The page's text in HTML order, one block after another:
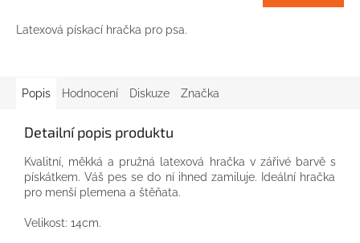
Latexová pískací hračka pro psa.
Popis Hodnocení Diskuze Značka
Detailní popis produktu
Kvalitní , měkká a pružná latexová hračka v zářivébarvěs
pískátkem. Váš pes se do níihned zamiluje. Ideální hračka
pro menší plemena a štěňata.
Velikost: 14cm.